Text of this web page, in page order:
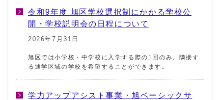
令和9年度 旭区学校選択制にかかる学校公
開・学校説明会の日程について
2026年7月31日
旭区では小学校・中学校に入学する際の1回のみ、隣接す
る通学区域の学校を希望することができます。
学力アップアシスト事業・旭ベーシックサ